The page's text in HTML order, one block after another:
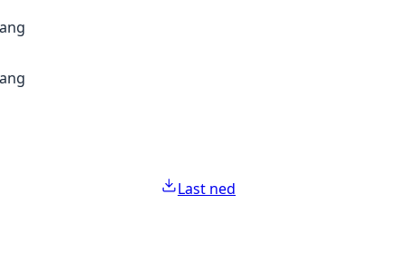
Last ned